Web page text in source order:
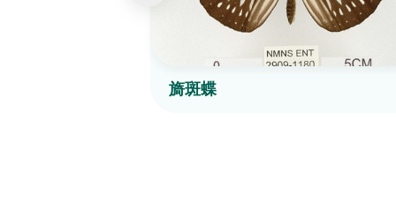
旖斑蝶